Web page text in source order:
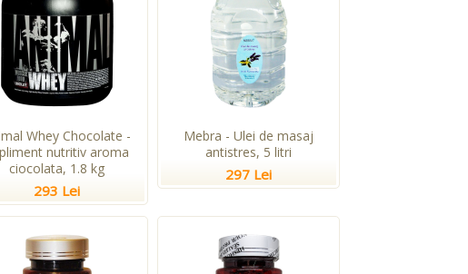
Whey Chocolate -
nutritiv aroma
ciocolata, 1.8 kg
293 Lei
Mebra - Ulei de masaj
antistres, 5 litri
297 Lei